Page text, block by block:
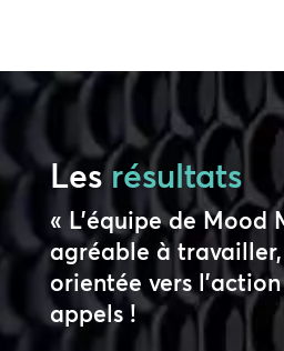
Lesrésultats
« L’équipe de Mood
agréable à
orientée vers
appels !